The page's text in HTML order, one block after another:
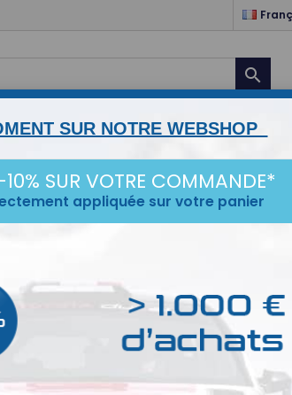

& ELECTRICITÉ MOTEUR &
MK1/2 KARTING SERVICES
Bouton
5,64 €
SUR NOTRE WEBSHOP
10% SUR VOTRE COMMANDE*
appliquée sur votre panier